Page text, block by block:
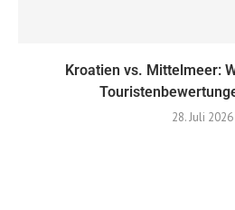
Kroatien vs. Mittelmeer:
28. Juli 2026